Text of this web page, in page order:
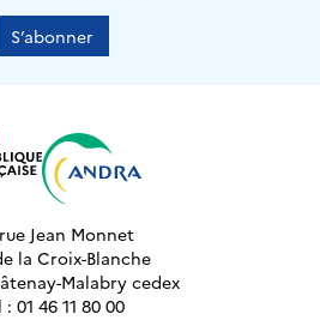
S’abonner
Jean Monnet
la Croix-Blanche
Malabry cedex
: 01 46 11 80 00